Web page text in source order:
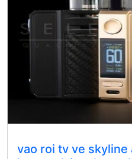
vao roi tv ve skyline